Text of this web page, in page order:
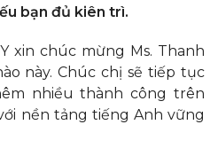
bạn đủ kiên trì.
xin chúc mừng Ms. Thanh
này. Chúc chị sẽ tiếp tục
nhiều thành công trên
nền tảng tiếng Anh vững